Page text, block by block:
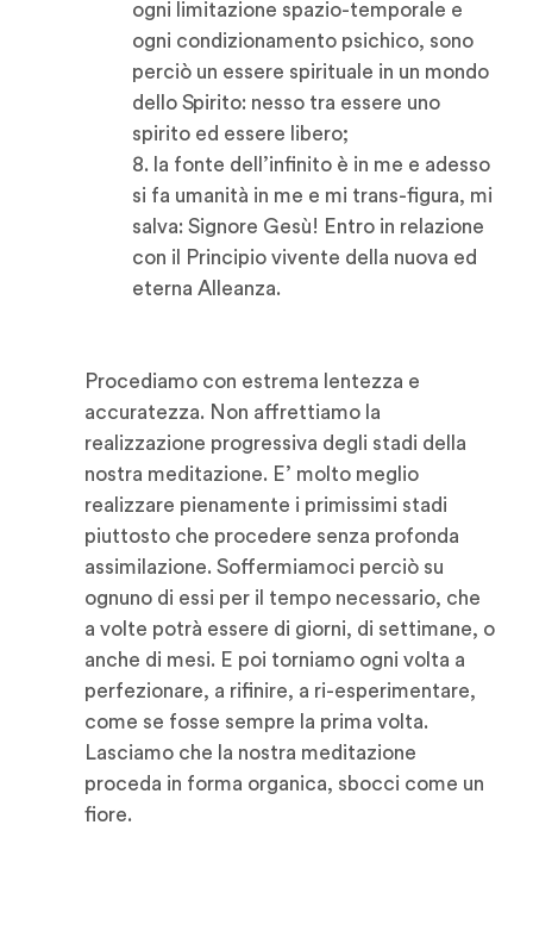
ogni limitazione spazio-temporale e
ogni condizionamento psichico, sono
perciò un essere spirituale in un mondo
dello Spirito: nesso tra essere uno
spirito ed essere libero;
8. la fonte dell’infinito è in me e adesso
si fa umanità in me e mi trans-figura, mi
salva: Signore Gesù! Entro in relazione
con il Principio vivente della nuova ed
eterna Alleanza.
Procediamo con estrema lentezza e
accuratezza. Non affrettiamo la
realizzazione progressiva degli stadi della
nostra meditazione. E’ molto meglio
realizzare pienamente i primissimi stadi
piuttosto che procedere senza profonda
assimilazione. Soffermiamoci perciò su
ognuno di essi per il tempo necessario, che
a volte potrà essere di giorni, di settimane, o
anche di mesi. E poi torniamo ogni volta a
perfezionare, a rifinire, a ri-esperimentare,
come se fosse sempre la prima volta.
Lasciamo che la nostra meditazione
proceda in forma organica, sbocci come un
fiore.